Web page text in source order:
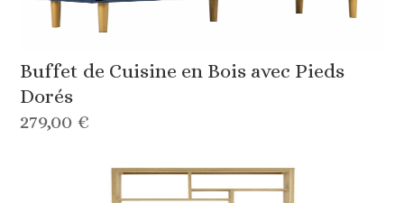
Buffet de Cuisine en Bois avec Pieds
Dorés
279,00 €